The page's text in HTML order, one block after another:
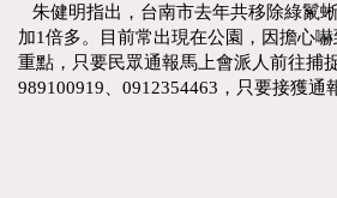
朱健明指出，台南市去年共移除綠鬣
加1倍多。目前常出現在公園，因擔心
重點，只要民眾通報馬上會派人前往捕
989100919、0912354463，只要接獲通